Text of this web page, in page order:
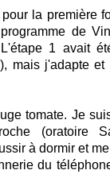
la première
de
1 avait
mais j'adapte et
tomate. Je
(oratoire
à dormir et
du